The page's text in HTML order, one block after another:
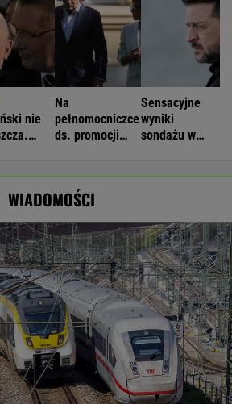
nie
Na
pełnomocniczce
ds. promocji
Sensacyjne
wyniki
sondażu w
WIADOMOŚCI